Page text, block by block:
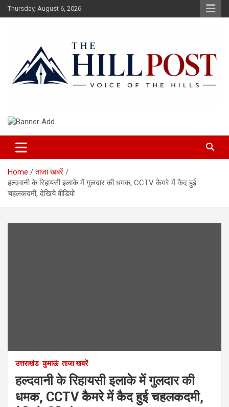
Skip
to
Thursday, August 6, 2026
The Hillpost
Home
ताजा खबरें
हल्दवानी के रिहायसी इलाके में गुलदार की धमक, CCTV कैमरे में कैद हुई
चहलकदमी, देखिये वीडियो
उत्तराखंड कुमाऊं ताजा खबरें
हल्दवानी के रिहायसी इलाके में गुलदार की
धमक, CCTV कैमरे में कैद हुई चहलकदमी,